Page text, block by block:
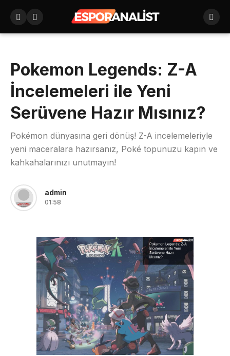
Pokemon Legends: Z-A
İncelemeleri ile Yeni
Serüvene Hazır Mısınız?
Pokémon dünyasına geri dönüş! Z-A incelemeleriyle
yeni maceralara hazırsanız, Poké topunuzu kapın ve
kahkahalarınızı unutmayın!
admin
01:58